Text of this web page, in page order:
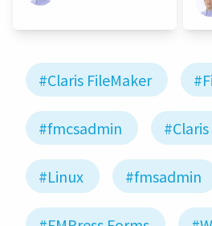
#Claris FileMaker
#fmcsadmin
#Linux #fmsadmin